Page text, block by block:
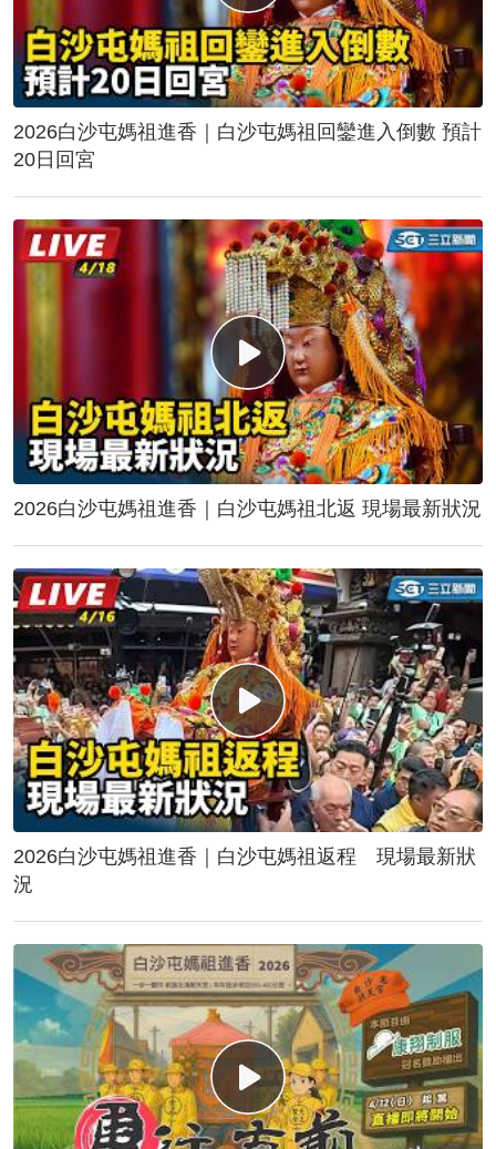
2026白沙屯媽祖進香｜白沙屯媽祖回鑾進入倒數 預計
20日回宮
2026白沙屯媽祖進香｜白沙屯媽祖北返 現場最新狀況
2026白沙屯媽祖進香｜白沙屯媽祖返程 現場最新狀
況